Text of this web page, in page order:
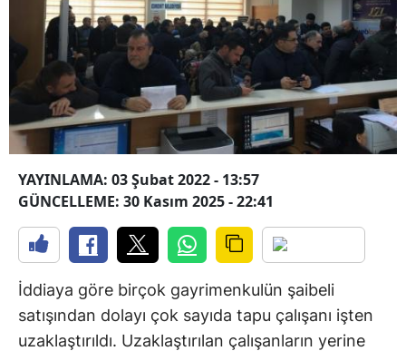
YAYINLAMA: 03 Şubat 2022 - 13:57
GÜNCELLEME: 30 Kasım 2025 - 22:41
İddiaya göre birçok gayrimenkulün şaibeli
satışından dolayı çok sayıda tapu çalışanı işten
uzaklaştırıldı. Uzaklaştırılan çalışanların yerine